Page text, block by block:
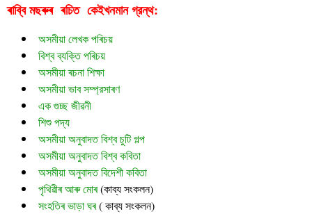
ৰাব্বি মছৰুৰ  ৰচিত কেইখনমান গ্রন্থ:
অসমীয়া লেখক পৰিচয়
বিশ্ব ব্যক্তি পৰিচয়
অসমীয়া ৰচনা শিক্ষা
অসমীয়া ভাব সম্প্রসাৰণ
এক গুচ্ছ জীৱনী
শিশু পদ্য
অসমীয়া অনুবাদত বিশ্ব চুটি গল্প
অসমীয়া অনুবাদত বিশ্ব কবিতা
অসমীয়া অনুবাদত বিদেশী কবিতা
পৃথিৱীৰ আৰু মোৰ (কাব্য সংকলন)
সংহতিৰ ভাড়া ঘৰ ( কাব্য সংকলন)